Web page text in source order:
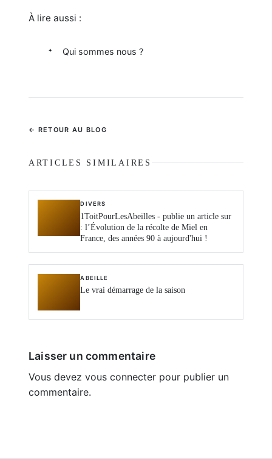
À lire aussi :
Qui sommes nous ?
← RETOUR AU BLOG
ARTICLES SIMILAIRES
DIVERS
1ToitPourLesAbeilles - publie un article sur
: l’Évolution de la récolte de Miel en
France, des années 90 à aujourd'hui !
ABEILLE
Le vrai démarrage de la saison
Laisser un commentaire
Vous devez vous connecter pour publier un
commentaire.